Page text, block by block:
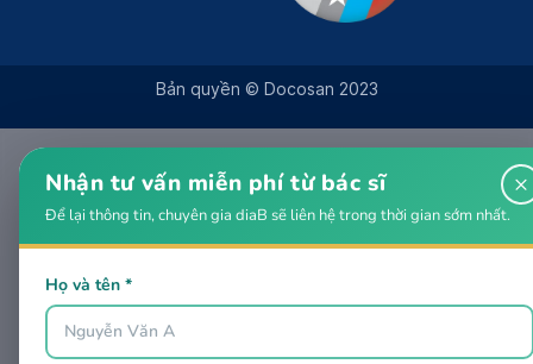
Bản quyền © Docosan 2023
×
Nhận tư vấn miễn phí từ bác sĩ
Để lại thông tin, chuyên gia diaB sẽ liên hệ trong thời gian sớm nhất.
Họ và tên *